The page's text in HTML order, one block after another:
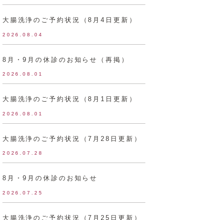
大腸洗浄のご予約状況（8月4日更新）
2026.08.04
8月・9月の休診のお知らせ（再掲）
2026.08.01
大腸洗浄のご予約状況（8月1日更新）
2026.08.01
大腸洗浄のご予約状況（7月28日更新）
2026.07.28
8月・9月の休診のお知らせ
2026.07.25
大腸洗浄のご予約状況（7月25日更新）